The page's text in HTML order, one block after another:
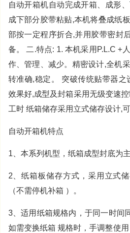
自动开箱机自动完成开箱、成形
成下部分胶带粘贴,本机将叠成纸
部按一定程序折合,并用胶带密封
备。 二.特点: 1. 本机采用P.L.C +
作、管理、减少。精密设计,全机
转准确,稳定。 突破传统贴带器之
效果好,成型及封箱采用无级变速
工时 纸箱储存采用立式储存设计,
自动开箱机特点
1、本系列机型，纸箱成型封底为主
2、纸箱板储存方式，采用立式
（不需停机补箱 ）。
3、适用纸箱规格内，于同一时间
如需变换纸箱 规格时，手调整使